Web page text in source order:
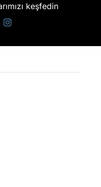
keşfedin